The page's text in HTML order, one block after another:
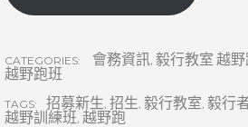
CATEGORIES: 會務資訊, 毅行教室 越
越野跑班
TAGS: 招募新生, 招生, 毅行教室, 毅行
越野訓練班, 越野跑